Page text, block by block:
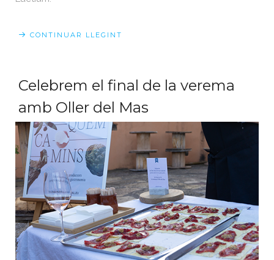
CONTINUAR LLEGINT
Celebrem el final de la verema
amb Oller del Mas